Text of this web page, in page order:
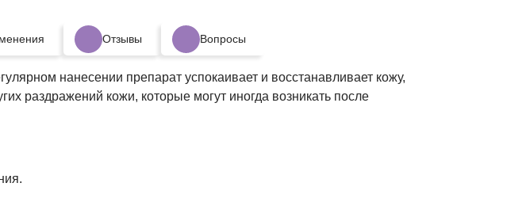
Отзывы Вопросы
нанесении препарат успокаивает и восстанавливает кожу,
раздражений кожи, которые могут иногда возникать после